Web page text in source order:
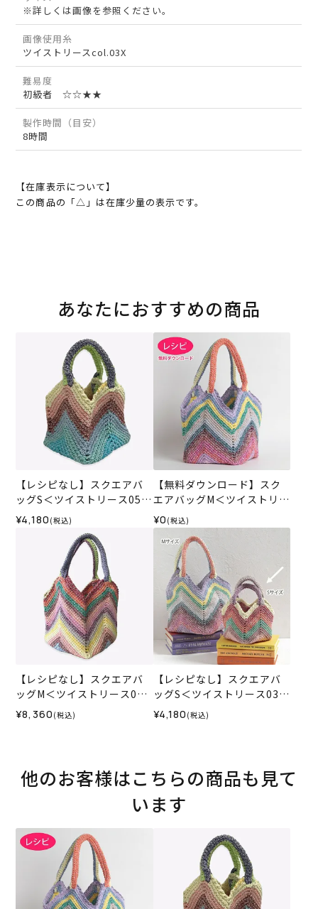
※詳しくは画像を参照ください。
画像使用糸
ツイストリースcol.03X
難易度
初級者 ☆☆★★
製作時間（目安）
8時間
【在庫表示について】
この商品の「△」は在庫少量の表示です。
あなたにおすすめの商品
【レシピなし】スクエアバ
ッグS＜ツイストリース05X
＞（編み物 材料セット）
¥4,180 (税込)
【無料ダウンロード】スク
エアバッグM＜ツイストリー
ス＞（レシピ）
¥0 (税込)
【レシピなし】スクエアバ
ッグM＜ツイストリース030
5＞（編み物 材料セット）
¥8,360 (税込)
【レシピなし】スクエアバ
ッグS＜ツイストリース03X
＞（編み物 材料セット）
¥4,180 (税込)
他のお客様はこちらの商品も見て
います